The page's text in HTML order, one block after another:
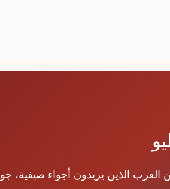
العرب الذين يريدون أجواء صيفية،